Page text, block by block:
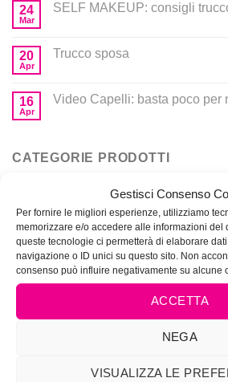
Gestisci Consenso
Per fornire le migliori esperienze, utilizziamo
memorizzare e/o accedere alle informazioni del
queste tecnologie ci permetterà di elaborare
navigazione o ID unici su questo sito. Non
consenso può influire negativamente su alcune
ACCETTA
NEGA
VISUALIZZA LE
24
Mar
SELF MAKEUP: consigli
20
Apr
Trucco sposa
16
Apr
Video Capelli: basta poco per
CATEGORIE PRODOTTI
Corsi
Prodotti per MakeUp
piercing a Roma.